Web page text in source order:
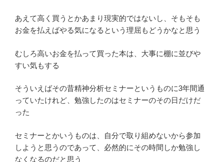
あえて高く買うとかあまり現実的ではないし、そもそも
お金を払えばやる気になるという理屈もどうかなと思う
むしろ高いお金を払って買った本は、大事に棚に並びや
すい気もする
そういえばその昔精神分析セミナーというものに3年間通
っていたけれど、勉強したのはセミナーのその日だけだ
った
セミナーとかいうものは、自分で取り組めないから参加
しようと思うのであって、必然的にその時間しか勉強し
なくなるのだと思う